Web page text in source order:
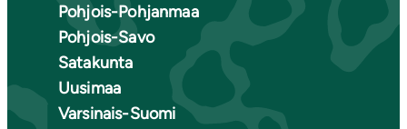
Pohjois-Pohjanmaa
Pohjois-Savo
Satakunta
Uusimaa
Varsinais-Suomi